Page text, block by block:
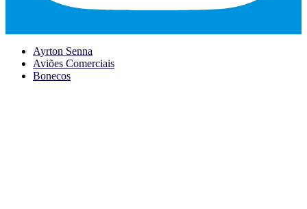
Ayrton Senna
Aviões Comerciais
Bonecos